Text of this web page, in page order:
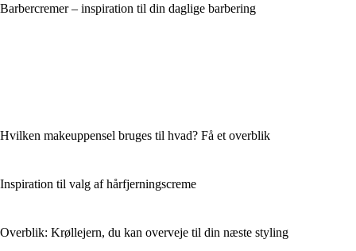
Barbercremer – inspiration til din daglige barbering
Hvilken makeuppensel bruges til hvad? Få et overblik
Inspiration til valg af hårfjerningscreme
Overblik: Krøllejern, du kan overveje til din næste styling